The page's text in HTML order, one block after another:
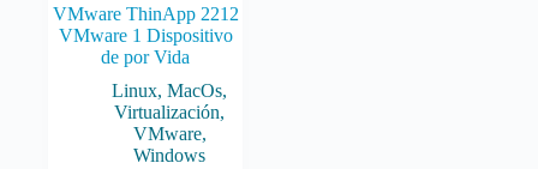
VMware ThinApp 2212
VMware 1 Dispositivo
de por Vida
Linux,MacOs,
Virtualización,
VMware,
Windows